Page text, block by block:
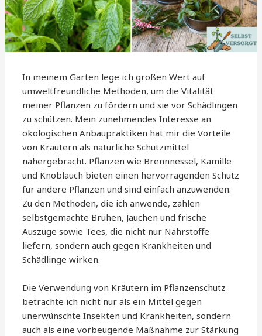
In meinem Garten lege ich großen Wert auf
umweltfreundliche Methoden, um die Vitalität
meiner Pflanzen zu fördern und sie vor Schädlingen
zu schützen. Mein zunehmendes Interesse an
ökologischen Anbaupraktiken hat mir die Vorteile
von Kräutern als natürliche Schutzmittel
nähergebracht. Pflanzen wie Brennnessel, Kamille
und Knoblauch bieten einen hervorragenden Schutz
für andere Pflanzen und sind einfach anzuwenden.
Zu den Methoden, die ich anwende, zählen
selbstgemachte Brühen, Jauchen und frische
Auszüge sowie Tees, die nicht nur Nährstoffe
liefern, sondern auch gegen Krankheiten und
Schädlinge wirken.
Die Verwendung von Kräutern im Pflanzenschutz
betrachte ich nicht nur als ein Mittel gegen
unerwünschte Insekten und Krankheiten, sondern
auch als eine vorbeugende Maßnahme zur Stärkung